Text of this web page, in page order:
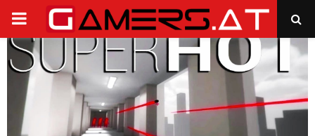
PRIMARY
MENU